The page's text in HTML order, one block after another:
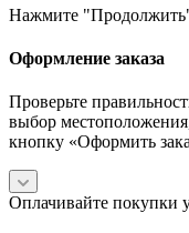
Нажмите
Оформление заказа
Проверьте
выбор
кнопку «Оформить
Оплачивайте покупки